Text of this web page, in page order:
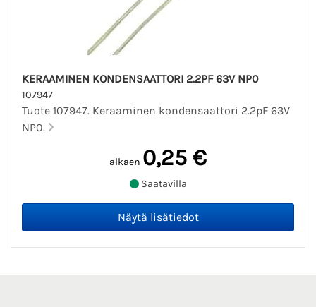
KERAAMINEN KONDENSAATTORI 2.2PF 63V NP0
107947
Tuote 107947. Keraaminen kondensaattori 2.2pF 63V
NP0.
alkaen 0,25 €
Saatavilla